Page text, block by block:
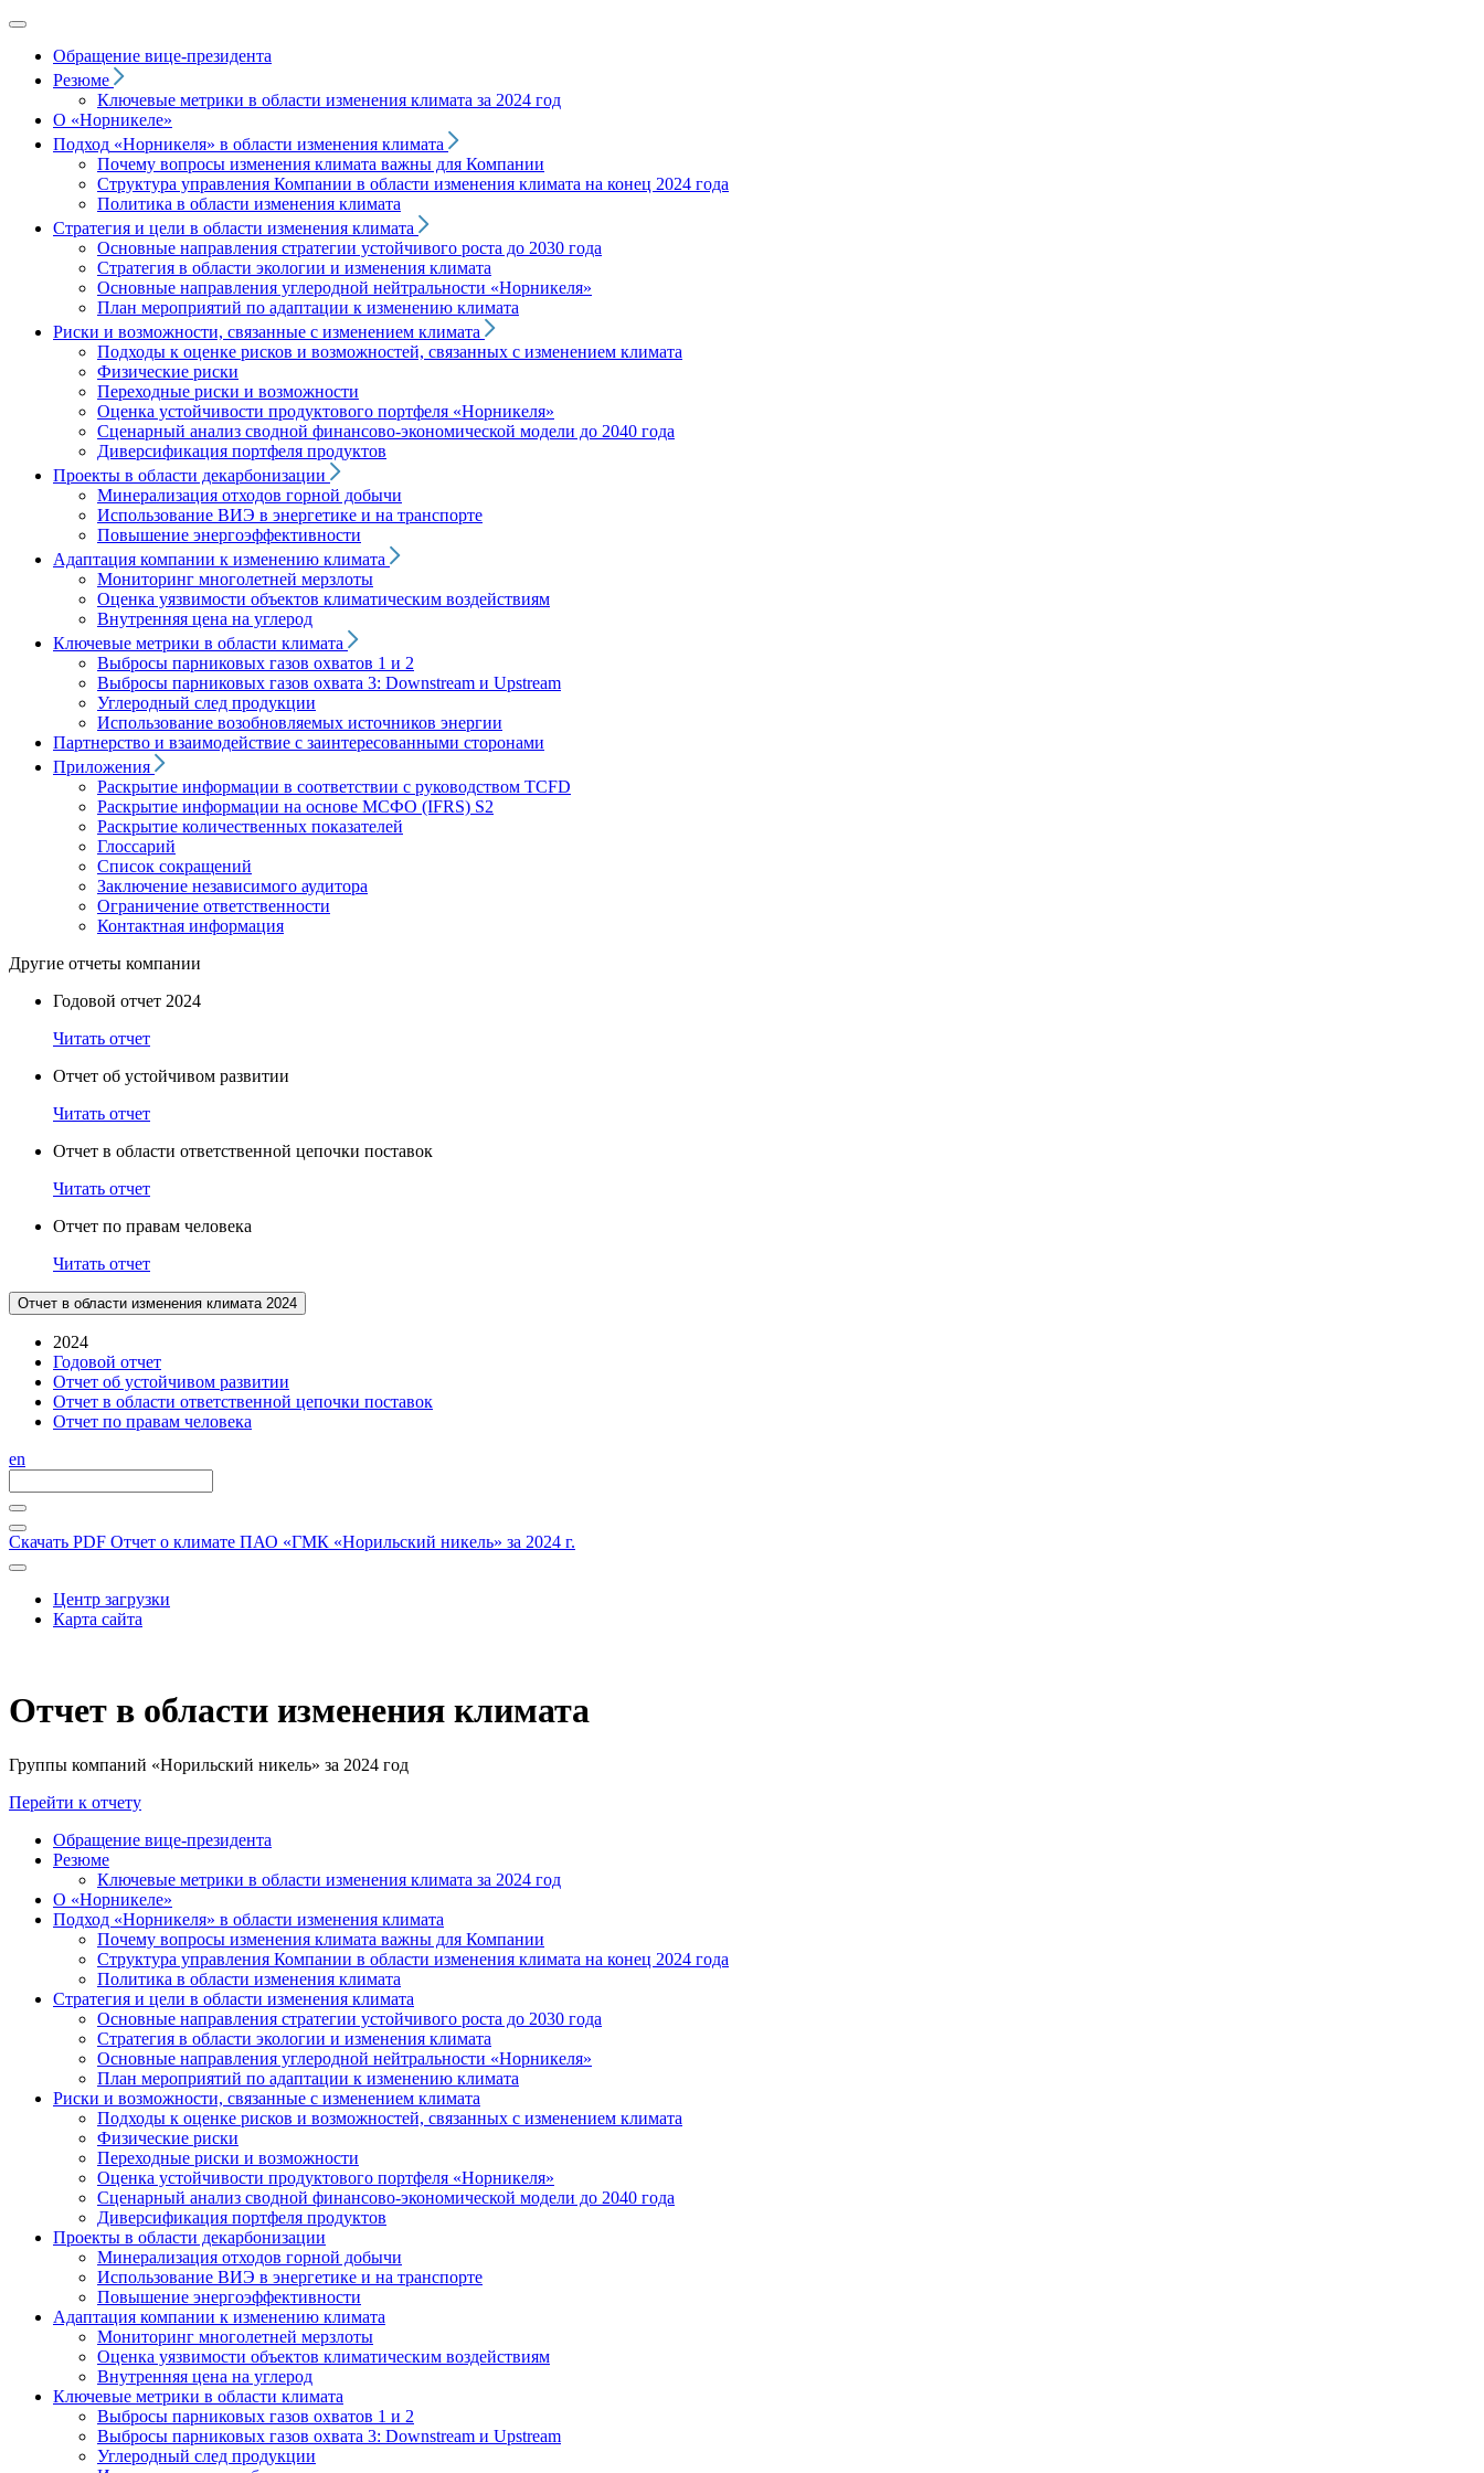
Обращение вице‑президента
Резюме
Ключевые метрики в области изменения климата за 2024 год
О «Норникеле»
Подход «Норникеля» в области изменения климата
Почему вопросы изменения климата важны для Компании
Структура управления Компании в области изменения климата на конец 2024 года
Политика в области изменения климата
Стратегия и цели в области изменения климата
Основные направления стратегии устойчивого роста до 2030 года
Стратегия в области экологии и изменения климата
Основные направления углеродной нейтральности «Норникеля»
План мероприятий по адаптации к изменению климата
Риски и возможности, связанные с изменением климата
Подходы к оценке рисков и возможностей, связанных с изменением климата
Физические риски
Переходные риски и возможности
Оценка устойчивости продуктового портфеля «Норникеля»
Сценарный анализ сводной финансово-экономической модели до 2040 года
Диверсификация портфеля продуктов
Проекты в области декарбонизации
Минерализация отходов горной добычи
Использование ВИЭ в энергетике и на транспорте
Повышение энергоэффективности
Адаптация компании к изменению климата
Мониторинг многолетней мерзлоты
Оценка уязвимости объектов климатическим воздействиям
Внутренняя цена на углерод
Ключевые метрики в области климата
Выбросы парниковых газов охватов 1 и 2
Выбросы парниковых газов охвата 3: Downstream и Upstream
Углеродный след продукции
Использование возобновляемых источников энергии
Партнерство и взаимодействие с заинтересованными сторонами
Приложения
Раскрытие информации в соответствии с руководством TCFD
Раскрытие информации на основе МСФО (IFRS) S2
Раскрытие количественных показателей
Глоссарий
Список сокращений
Заключение независимого аудитора
Ограничение ответственности
Контактная информация
Другие отчеты компании
Годовой отчет 2024
Читать отчет
Отчет об устойчивом развитии
Читать отчет
Отчет в области ответственной цепочки поставок
Читать отчет
Отчет по правам человека
Читать отчет
Отчет в области изменения климата 2024
2024
Годовой отчет
Отчет об устойчивом развитии
Отчет в области ответственной цепочки поставок
Отчет по правам человека
en
Скачать PDF Отчет о климате ПАО «ГМК «Норильский никель» за 2024 г.
Центр загрузки
Карта сайта
Отчет в области изменения климата
Группы компаний «Норильский никель» за 2024 год
Перейти к отчету
Обращение вице-президента
Резюме
Ключевые метрики в области изменения климата за 2024 год
О «Норникеле»
Подход «Норникеля» в области изменения климата
Почему вопросы изменения климата важны для Компании
Структура управления Компании в области изменения климата на конец 2024 года
Политика в области изменения климата
Стратегия и цели в области изменения климата
Основные направления стратегии устойчивого роста до 2030 года
Стратегия в области экологии и изменения климата
Основные направления углеродной нейтральности «Норникеля»
План мероприятий по адаптации к изменению климата
Риски и возможности, связанные с изменением климата
Подходы к оценке рисков и возможностей, связанных с изменением климата
Физические риски
Переходные риски и возможности
Оценка устойчивости продуктового портфеля «Норникеля»
Сценарный анализ сводной финансово-экономической модели до 2040 года
Диверсификация портфеля продуктов
Проекты в области декарбонизации
Минерализация отходов горной добычи
Использование ВИЭ в энергетике и на транспорте
Повышение энергоэффективности
Адаптация компании к изменению климата
Мониторинг многолетней мерзлоты
Оценка уязвимости объектов климатическим воздействиям
Внутренняя цена на углерод
Ключевые метрики в области климата
Выбросы парниковых газов охватов 1 и 2
Выбросы парниковых газов охвата 3: Downstream и Upstream
Углеродный след продукции